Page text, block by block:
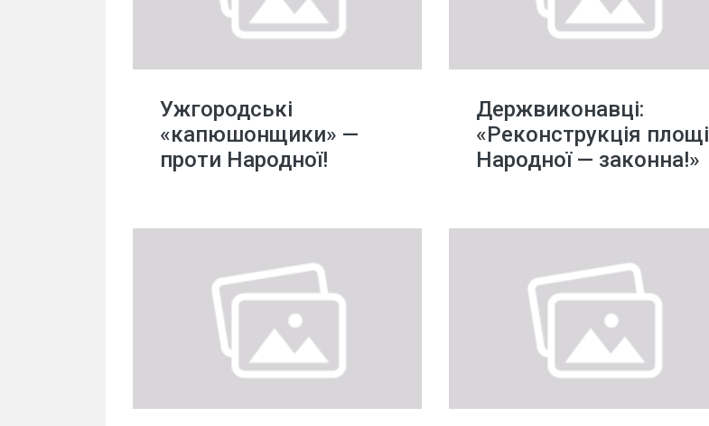
Ужгородські
«капюшонщики» —
проти Народної!
Держвиконавці:
«Реконструкція площі
Народної — законна!»